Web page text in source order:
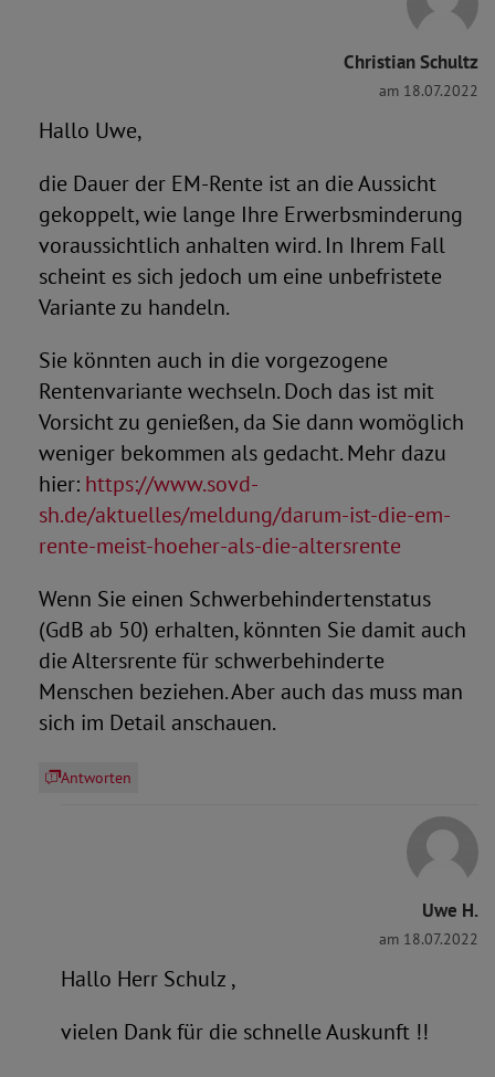
Christian Schultz
am 18.07.2022
Hallo Uwe,
die Dauer der EM-Rente ist an die Aussicht
gekoppelt, wie lange Ihre Erwerbsminderung
voraussichtlich anhalten wird. In Ihrem Fall
scheint es sich jedoch um eine unbefristete
Variante zu handeln.
Sie könnten auch in die vorgezogene
Rentenvariante wechseln. Doch das ist mit
Vorsicht zu genießen, da Sie dann womöglich
weniger bekommen als gedacht. Mehr dazu
hier: https://www.sovd-
sh.de/aktuelles/meldung/darum-ist-die-em-
rente-meist-hoeher-als-die-altersrente
Wenn Sie einen Schwerbehindertenstatus
(GdB ab 50) erhalten, könnten Sie damit auch
die Altersrente für schwerbehinderte
Menschen beziehen. Aber auch das muss man
sich im Detail anschauen.
Antworten
Uwe H.
am 18.07.2022
Hallo Herr Schulz ,
vielen Dank für die schnelle Auskunft !!